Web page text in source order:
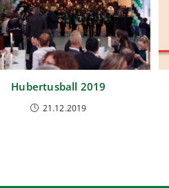
Hubertusball 2019
21.12.2019